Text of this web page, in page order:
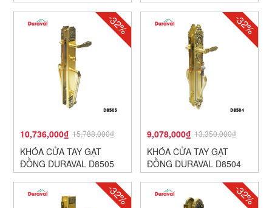
-32%
10,736,000₫ 15,788,000₫
KHÓA CỬA TAY GẠT
ĐỒNG DURAVAL D8505
-32%
9,078,000₫ 13,350,000₫
KHÓA CỬA TAY GẠT
ĐỒNG DURAVAL D8504
-32% -32%